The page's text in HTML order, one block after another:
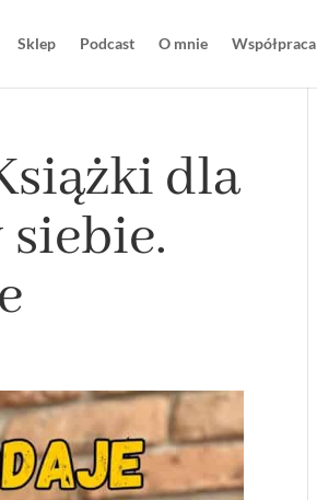
Sklep Podcast O mnie Współpraca
dla